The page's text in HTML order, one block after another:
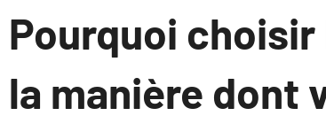
Pourquoi
la manière dont